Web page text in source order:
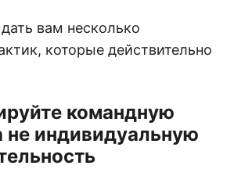
вам несколько
которые действительно
командную
не индивидуальную